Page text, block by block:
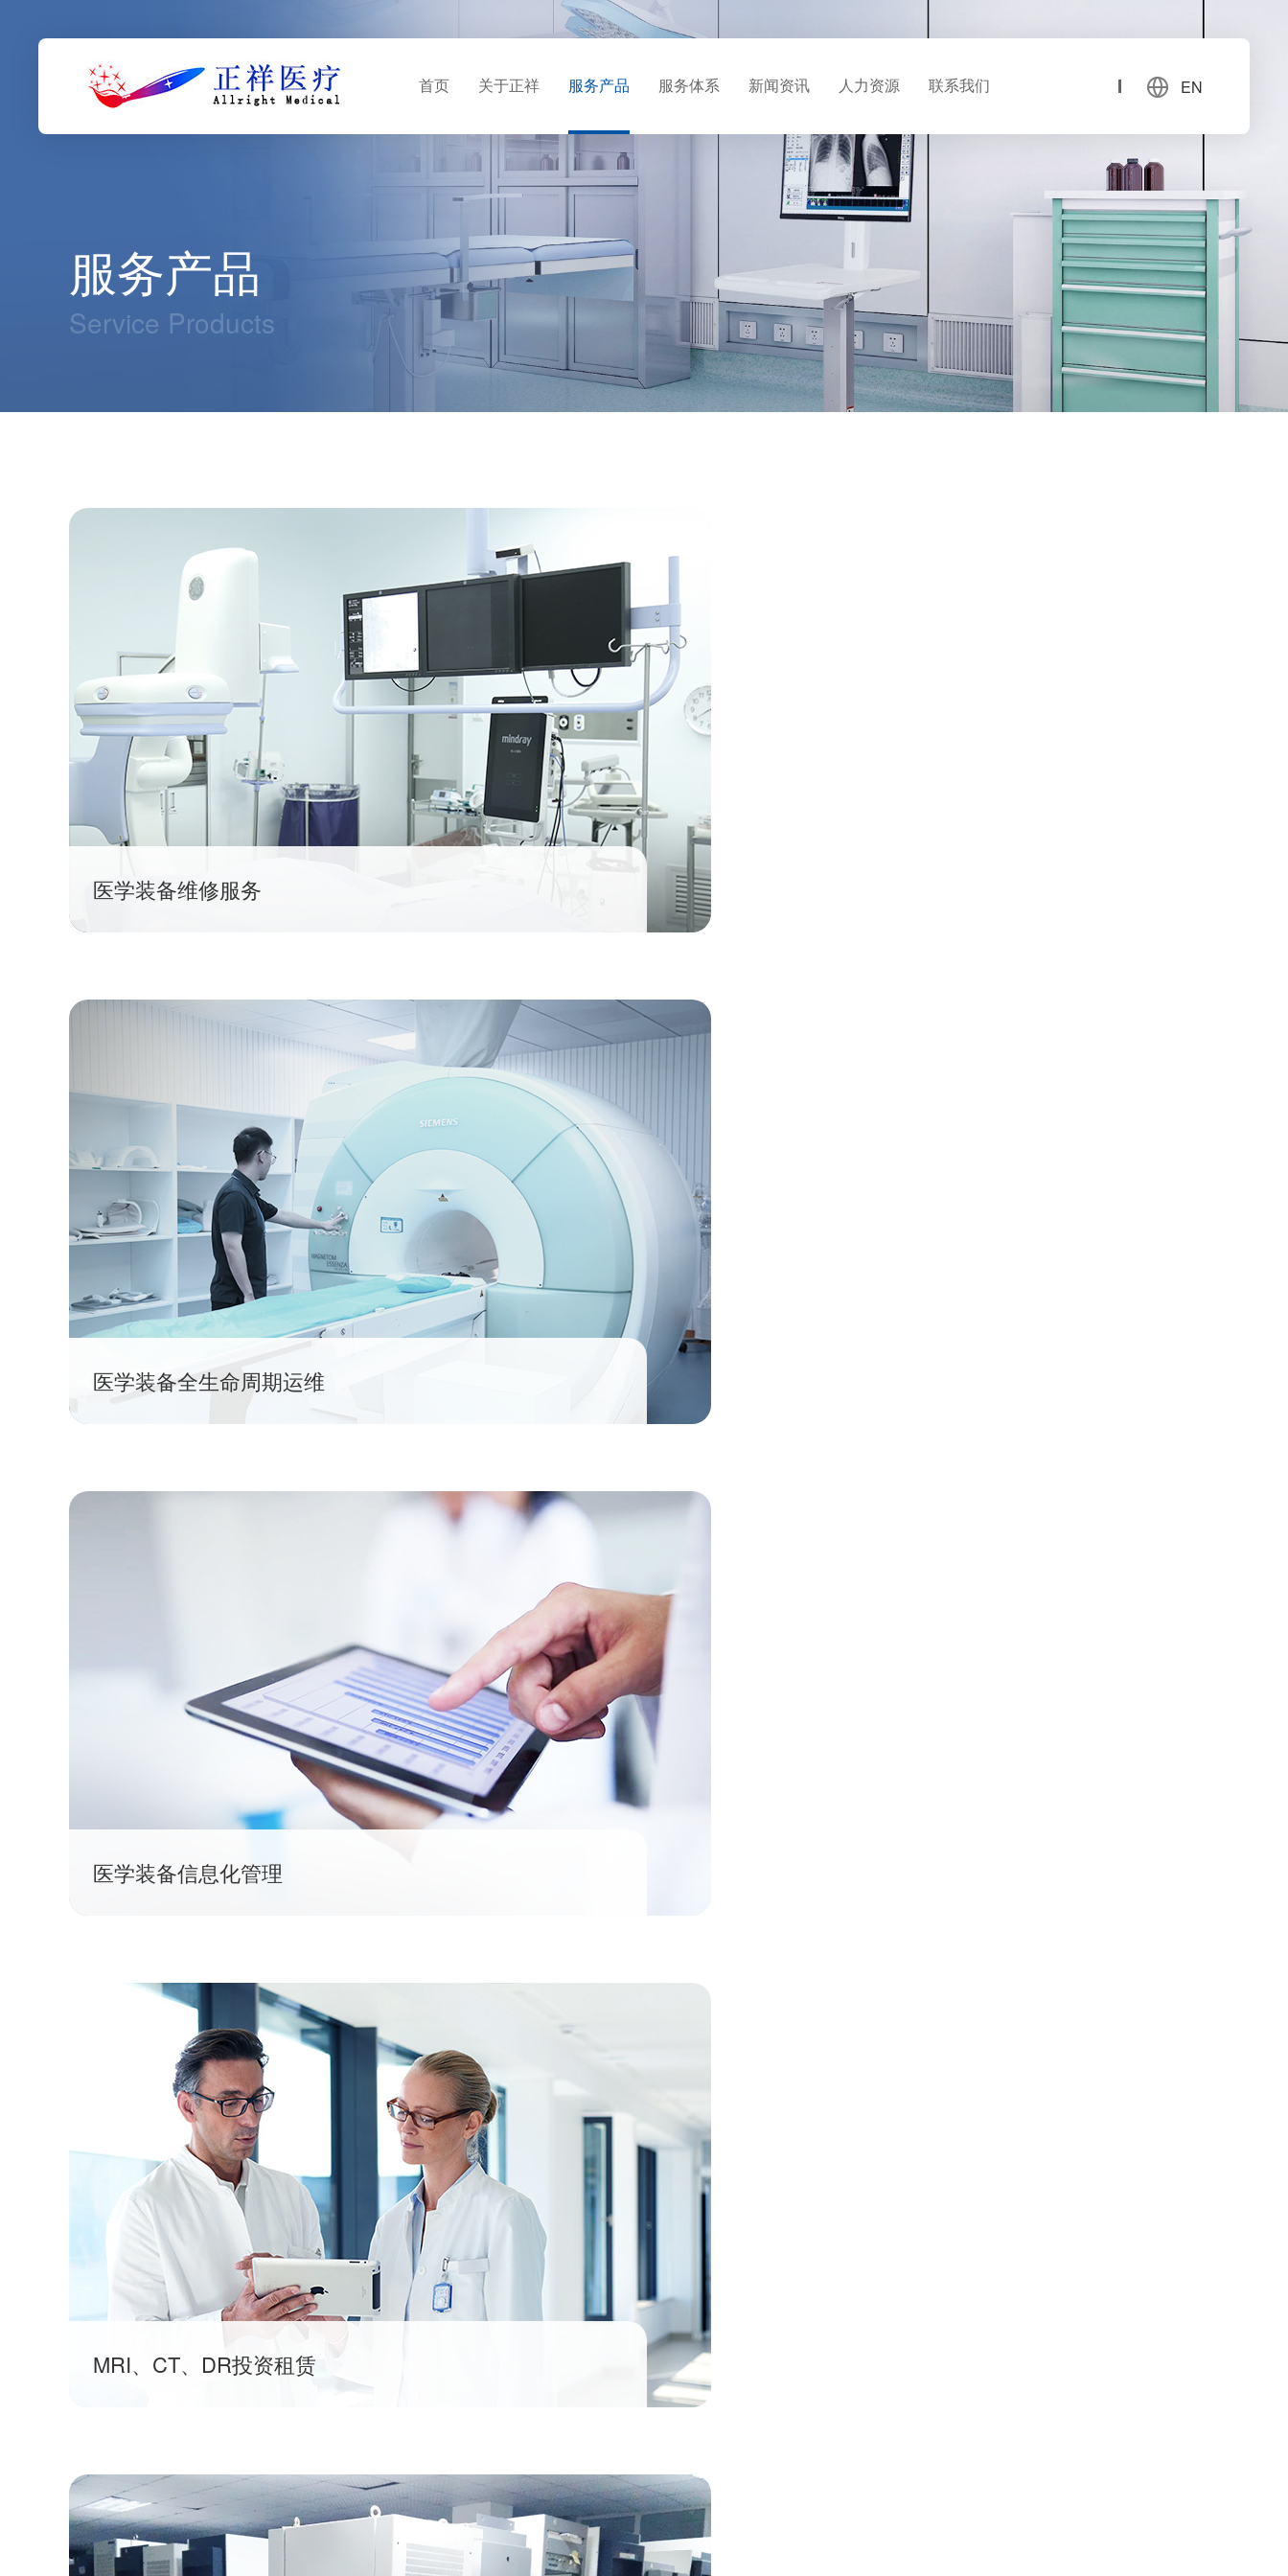
首页 关于正祥
公司简介
技术优势
服务团队
合作伙伴
服务产品
医学装备维修服务
医学装备信息化管理
MRI、CT、DR投资租赁
配件供应
服务体系
服务价值
服务目标
新闻资讯
公司新闻
行业行闻
人力资源
人才理念
岗位招聘
联系我们 EN
服务产品
Service Products
医学装备维修服务
医学装备全生命周期运维
医学装备信息化管理
MRI、CT、DR投资租赁